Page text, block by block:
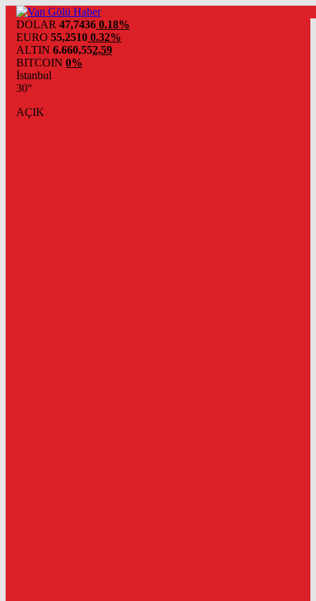
DOLAR 47,7436 0.18%
EURO 55,2510 0.32%
ALTIN 6.660,552,59
BITCOIN 0%
İstanbul
30°
AÇIK